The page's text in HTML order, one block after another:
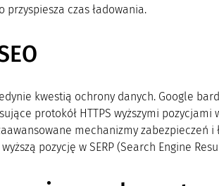
czas ładowania.
kwestią ochrony danych. Google
protokół HTTPS wyższymi pozycjami
mechanizmy zabezpieczeń i
pozycję w SERP (Search Engine